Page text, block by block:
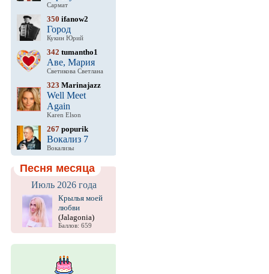
Сармат
350 ifanow2
Город
Кукин Юрий
342 tumantho1
Аве, Мария
Светикова Светлана
323 Marinajazz
Well Meet
Again
Karen Elson
267 popurik
Вокализ 7
Вокализы
Песня месяца
Июль 2026 года
Крылья моей
любви
(Jalagonia)
Баллов: 659